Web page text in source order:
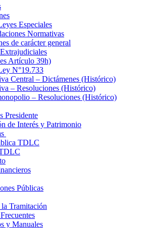
Especiales
Normativas
de carácter general
Artículo 39h)
N°19.733
Central – Dictámenes (Histórico)
– Resoluciones (Histórico)
– Resoluciones (Histórico)
Presidente
de Interés y Patrimonio
TDLC
Públicas
Tramitación
y Manuales